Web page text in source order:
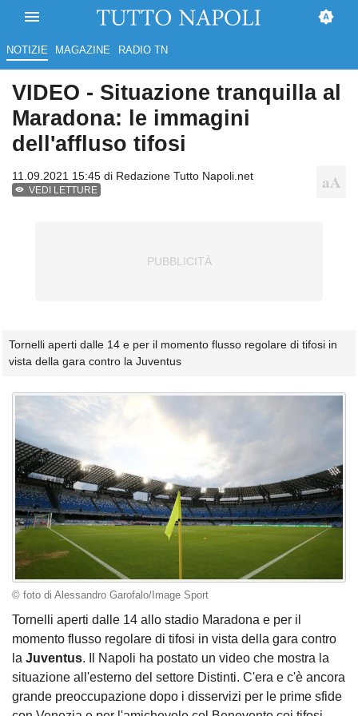
NOTIZIE MAGAZINE RADIO TN
VIDEO - Situazione tranquilla al
Maradona: le immagini
dell'affluso tifosi
11.09.2021 15:45 di Redazione Tutto Napoli.net
VEDI LETTURE
Tornelli aperti dalle 14 e per il momento flusso regolare di tifosi in
vista della gara contro la Juventus
© foto di Alessandro Garofalo/Image Sport
Tornelli aperti dalle 14 allo stadio Maradona e per il
momento flusso regolare di tifosi in vista della gara contro
la Juventus. Il Napoli ha postato un video che mostra la
situazione all'esterno del settore Distinti. C'era e c'è ancora
grande preoccupazione dopo i disservizi per le prime sfide